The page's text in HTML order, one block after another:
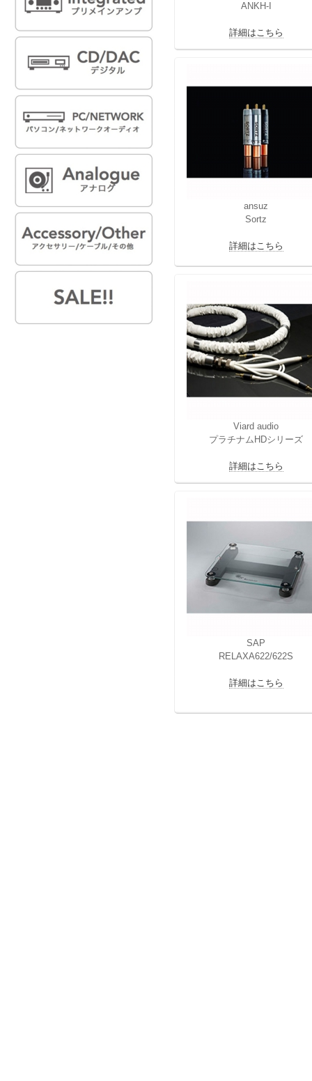
ANKH-I
詳細はこちら
ansuz
Sortz
詳細はこちら
Viard audio
プラチナムHDシリーズ
詳細はこちら
SAP
RELAXA622/622S
詳細はこちら